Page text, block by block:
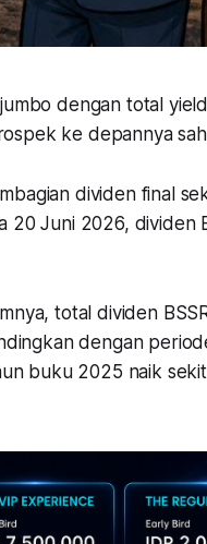
dengan total
ke depannya
dividen final
20 Juni 2026, dividen
total dividen
dengan
buku 2025 naik